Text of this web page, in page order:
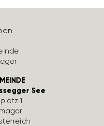
See
1